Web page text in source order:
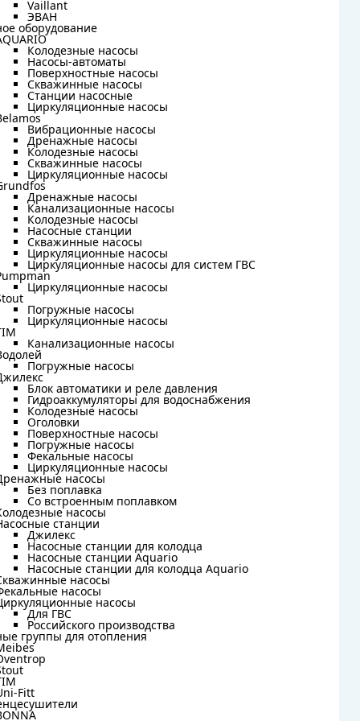
Vaillant
ЭВАН
оборудование
Колодезные насосы
Насосы-автоматы
Поверхностные насосы
Скважинные насосы
Станции насосные
Циркуляционные насосы
Вибрационные насосы
Дренажные насосы
Колодезные насосы
Скважинные насосы
Циркуляционные насосы
Дренажные насосы
Канализационные насосы
Колодезные насосы
Насосные станции
Скважинные насосы
Циркуляционные насосы
Циркуляционные насосы для систем ГВС
Циркуляционные насосы
Погружные насосы
Циркуляционные насосы
Канализационные насосы
Погружные насосы
Блок автоматики и реле давления
Гидроаккумуляторы для водоснабжения
Колодезные насосы
Оголовки
Поверхностные насосы
Погружные насосы
Фекальные насосы
Циркуляционные насосы
насосы
Без поплавка
Со встроенным поплавком
насосы
станции
Джилекс
Насосные станции для колодца
Насосные станции Aquario
Насосные станции для колодца Aquario
насосы
насосы
насосы
Для ГВС
Российского производства
группы для отопления
Fitt
Vaillant
ЭВАН
оборудование
Колодезные насосы
Насосы-автоматы
Поверхностные насосы
Скважинные насосы
Станции насосные
Циркуляционные насосы
Вибрационные насосы
Дренажные насосы
Колодезные насосы
Скважинные насосы
Циркуляционные насосы
Дренажные насосы
Канализационные насосы
Колодезные насосы
Насосные станции
Скважинные насосы
Циркуляционные насосы
Циркуляционные насосы для систем ГВС
Циркуляционные насосы
Погружные насосы
Циркуляционные насосы
Канализационные насосы
Погружные насосы
Блок автоматики и реле давления
Гидроаккумуляторы для водоснабжения
Колодезные насосы
Оголовки
Поверхностные насосы
Погружные насосы
Фекальные насосы
Циркуляционные насосы
насосы
Без поплавка
Со встроенным поплавком
насосы
станции
Джилекс
Насосные станции для колодца
Насосные станции Aquario
Насосные станции для колодца Aquario
насосы
насосы
насосы
Для ГВС
Российского производства
группы для отопления
Fitt